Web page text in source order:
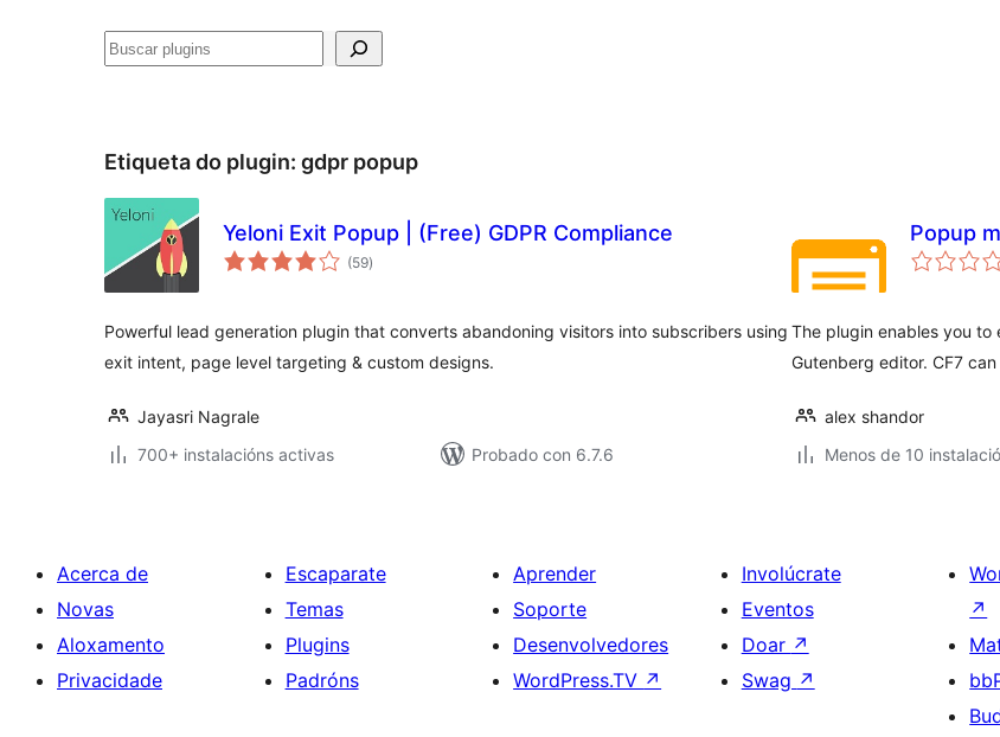
Buscar
Etiqueta do plugin: gdpr popup
Yeloni Exit Popup | (Free) GDPR Compliance
(59valoracións
totais
)
Powerful lead generation plugin that converts abandoning visitors into subscribers using
exit intent, page level targeting & custom designs.
Jayasri Nagrale
700+ instalacións activas
Probado con 6.7.6
Popup
The plugin enables you
Gutenberg editor. CF7
alex shandor
Menos de 10
Acerca de
Novas
Aloxamento
Privacidade
Escaparate
Temas
Plugins
Padróns
Aprender
Soporte
Desenvolvedores
WordPress.TV ↗
Involúcrate
Eventos
Doar ↗
Swag ↗
↗